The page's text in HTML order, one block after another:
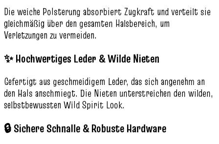
Die weiche Polsterung absorbiert Zugkraft und verteilt sie
gleichmäßig über den gesamten Halsbereich, um
Verletzungen zu vermeiden.
✨ Hochwertiges Leder & Wilde Nieten
Gefertigt aus geschmeidigem Leder, das sich angenehm an
den Hals anschmiegt. Die Nieten unterstreichen den wilden,
selbstbewussten Wild Spirit Look.
🔒 Sichere Schnalle & Robuste Hardware